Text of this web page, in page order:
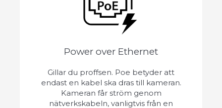
Power over Ethernet
Gillar du proffsen. Poe betyder att
endast en kabel ska dras till kameran.
Kameran får ström genom
nätverkskabeln, vanligtvis från en